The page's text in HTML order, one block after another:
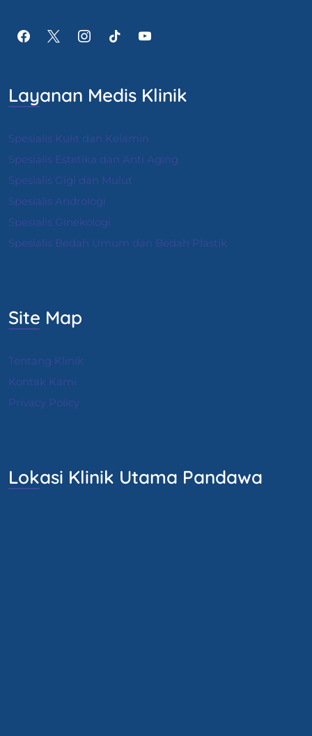
Layanan Medis Klinik
Spesialis Kulit dan Kelamin
Spesialis Estetika dan Anti Aging
Spesialis Gigi dan Mulut
Spesialis Andrologi
Spesialis Ginekologi
Spesialis Bedah Umum dan Bedah Plastik
Site Map
Tentang Klinik
Kontak Kami
Privacy Policy
Lokasi Klinik Utama Pandawa